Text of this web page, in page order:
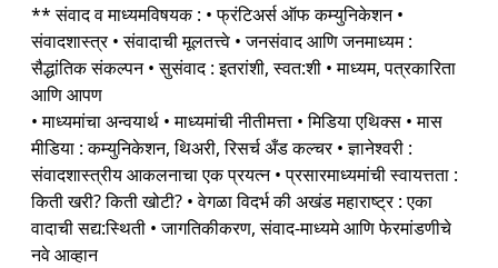
** संवाद व माध्यमविषयक : • फ्रंटिअर्स ऑफ कम्युनिकेशन •
संवादशास्त्र • संवादाची मूलतत्त्वे • जनसंवाद आणि जनमाध्यम :
सैद्धांतिक संकल्पन • सुसंवाद : इतरांशी, स्वत:शी • माध्यम, पत्रकारिता
आणि आपण
• माध्यमांचा अन्वयार्थ • माध्यमांची नीतीमत्ता • मिडिया एथिक्स • मास
मीडिया : कम्युनिकेशन, थिअरी, रिसर्च अँड कल्चर • ज्ञानेश्वरी :
संवादशास्त्रीय आकलनाचा एक प्रयत्न • प्रसारमाध्यमांची स्वायत्तता :
किती खरी? किती खोटी? • वेगळा विदर्भ की अखंड महाराष्ट्र : एका
वादाची सद्य:स्थिती • जागतिकीकरण, संवाद-माध्यमे आणि फेरमांडणीचे
नवे आव्हान